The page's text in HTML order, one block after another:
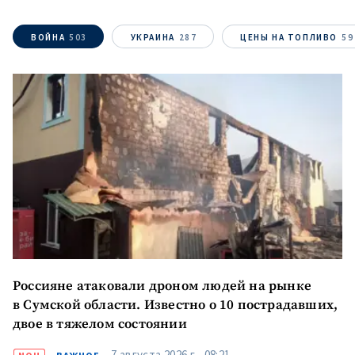
ВОЙНА 503 УКРАИНА 287 ЦЕНЫ НА ТОПЛИВО 59
Россияне атаковали дроном людей на рынке
в Сумской области. Известно о 10 пострадавших,
двое в тяжелом состоянии
Текст новости
новости
КОНТАКТНЫЙ ИСТОЧНИК
Анонимный источник
Имя + Моё имя
Электронная почта
+ Мой email
Телефон+ Личный телефон
сполитикой
конфиденциальности.